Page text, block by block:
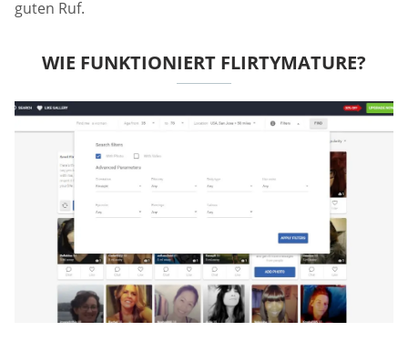
guten Ruf.
WIE FUNKTIONIERT FLIRTYMATURE?